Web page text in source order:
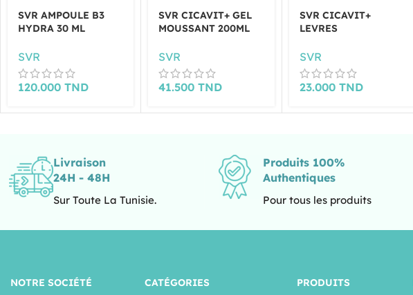
SVR AMPOULE B3
HYDRA 30 ML
SVR
120.000 TND
SVR CICAVIT+ GEL
MOUSSANT 200ML
SVR
41.500TND
SVR CICAVIT+
LEVRES
SVR
23.000 TND
Livraison
24H - 48H
Sur Toute La Tunisie.
Produits 100%
Authentiques
Pour tous les produits
NOTRE SOCIÉTÉ
CATÉGORIES
PRODUITS